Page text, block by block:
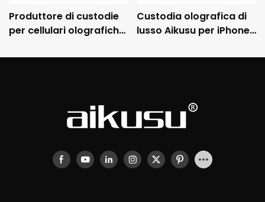
Produttore di custodie
per cellulari olografiche
custodia protettiva
Custodia olografica di
lusso Aikusu per iPhone
galvanizzata e